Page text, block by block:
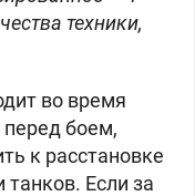
техники,
во время
перед боем,
к расстановке
Если за